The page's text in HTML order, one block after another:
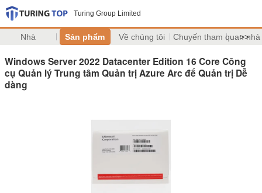
Turing Group Limited
Nhà Sản phẩm Về chúng tôi Chuyến tham quan nhà
>>
Windows Server 2022 Datacenter Edition 16 Core Công
cụ Quản lý Trung tâm Quản trị Azure Arc để Quản trị Dễ
dàng